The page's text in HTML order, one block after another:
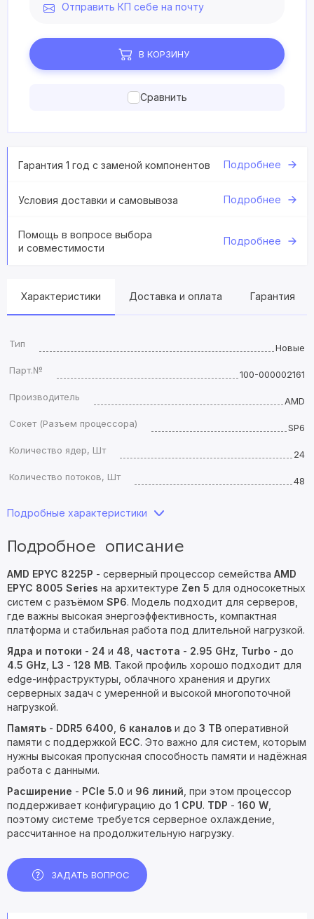
Отправить КП себе на почту
В КОРЗИНУ
Сравнить
Гарантия 1 год с заменой компонентов Подробнее
Условия доставки и самовывоза Подробнее
Помощь в вопросе выбора
и совместимости
Подробнее
Характеристики Доставка и оплата Гарантия
Тип
Новые
Парт.№
100-000002161
Производитель
AMD
Сокет (Разъем процессора)
SP6
Количество ядер, Шт
24
Количество потоков, Шт
48
Подробные характеристики
Подробное описание
AMD EPYC 8225P - серверный процессор семейства AMD
EPYC 8005 Series на архитектуре Zen 5 для односокетных
систем с разъёмом SP6. Модель подходит для серверов,
где важны высокая энергоэффективность, компактная
платформа и стабильная работа под длительной нагрузкой.
Ядра и потоки - 24 и 48 частота - 2.95 GHz Turbo - до
4.5 GHz L3 - 128 MB. Такой профиль хорошо подходит для
edge-инфраструктуры, облачного хранения и других
серверных задач с умеренной и высокой многопоточной
нагрузкой.
Память - DDR5 6400 6 каналов и до 3 TB оперативной
памяти с поддержкой ECC. Это важно для систем, которым
нужны высокая пропускная способность памяти и надёжная
работа с данными.
Расширение - PCIe 5.0 и 96 линий , при этом процессор
поддерживает конфигурацию до 1 CPU. TDP - 160 W
поэтому системе требуется серверное охлаждение,
рассчитанное на продолжительную нагрузку.
ЗАДАТЬ ВОПРОС